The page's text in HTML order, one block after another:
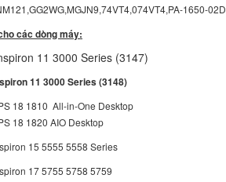
1650-
các dòng máy:
11 3000 Series (3147)
11 3000 Series (3148)
18 1810 All-in-One Desktop
18 1820 AIO Desktop
15 5555 5558 Series
17 5755 5758 5759